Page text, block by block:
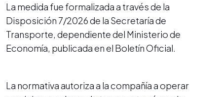
La medida fue formalizada a través de la
Disposición 7/2026 de la Secretaría de
Transporte, dependiente del Ministerio de
Economía, publicada en el Boletín Oficial.
La normativa autoriza a la compañía a operar